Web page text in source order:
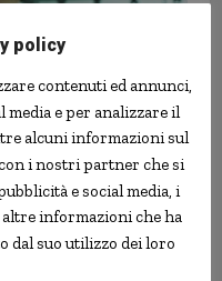
policy
contenuti ed annunci,
e per analizzare il
alcuni informazioni sul
i nostri partner che si
e social media, i
informazioni che ha
dal suo utilizzo dei loro